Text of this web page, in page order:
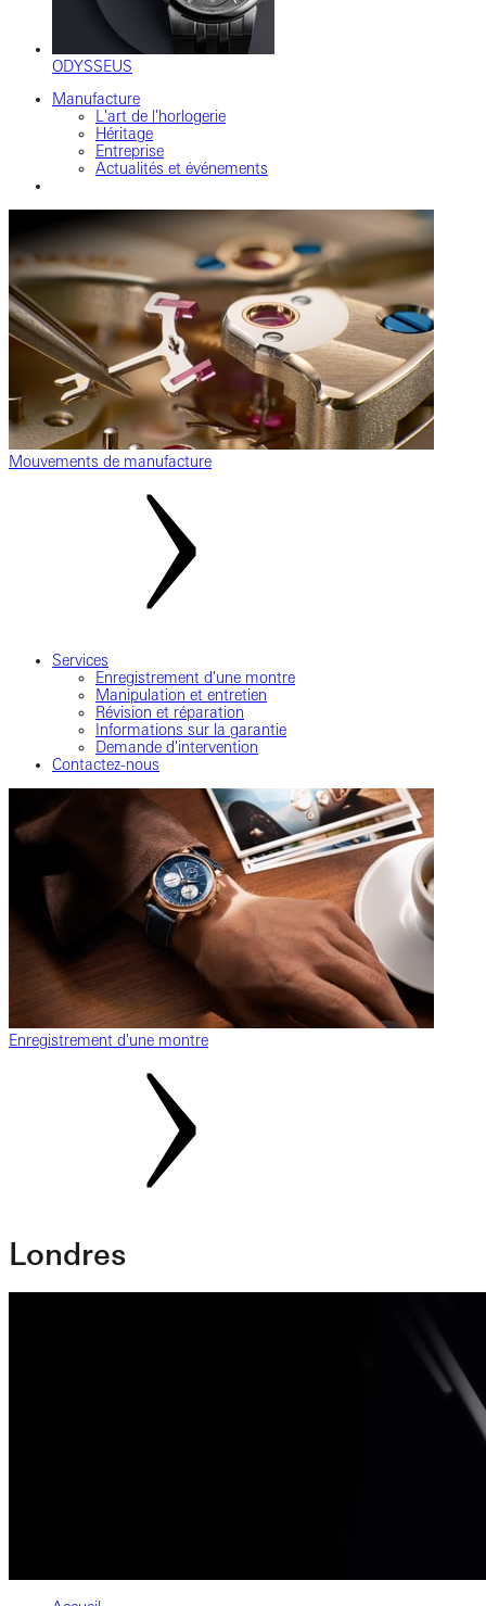
ODYSSEUS
Manufacture
L'art de l'horlogerie
Héritage
Entreprise
Actualités et événements
Mouvements de manufacture
Services
Enregistrement d'une montre
Manipulation et entretien
Révision et réparation
Informations sur la garantie
Demande d'intervention
Contactez-nous
Enregistrement d'une montre
Londres